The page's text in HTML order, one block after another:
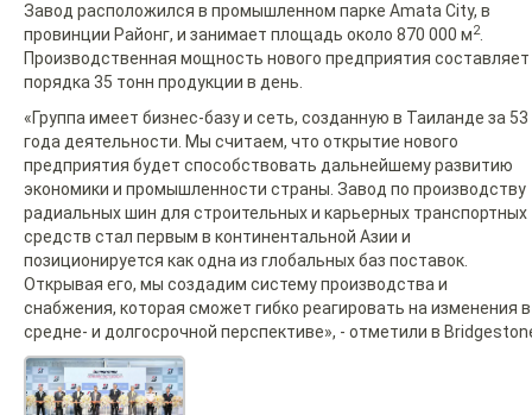
Завод расположился в промышленном парке Amata City, в
провинции Районг, и занимает площадь около 870 000 м2.
Производственная мощность нового предприятия составляет
порядка 35 тонн продукции в день.
«Группа имеет бизнес-базу и сеть, созданную в Таиланде за 53
года деятельности. Мы считаем, что открытие нового
предприятия будет способствовать дальнейшему развитию
экономики и промышленности страны. Завод по производству
радиальных шин для строительных и карьерных транспортных
средств стал первым в континентальной Азии и
позиционируется как одна из глобальных баз поставок.
Открывая его, мы создадим систему производства и
снабжения, которая сможет гибко реагировать на изменения в
средне- и долгосрочной перспективе», - отметили в